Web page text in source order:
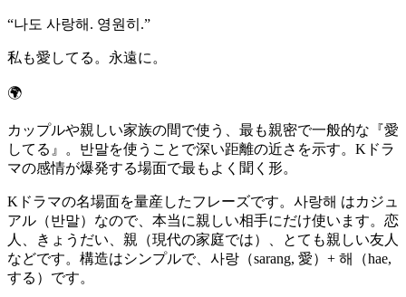
“나도 사랑해. 영원히.”
私も愛してる。永遠に。
🌍
カップルや親しい家族の間で使う、最も親密で一般的な『愛
してる』。반말を使うことで深い距離の近さを示す。Kドラ
マの感情が爆発する場面で最もよく聞く形。
Kドラマの名場面を量産したフレーズです。사랑해 はカジュ
アル（반말）なので、本当に親しい相手にだけ使います。恋
人、きょうだい、親（現代の家庭では）、とても親しい友人
などです。構造はシンプルで、사랑（sarang, 愛）+ 해（hae,
する）です。